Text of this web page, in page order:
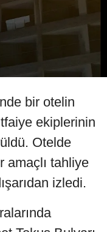
bir otelin
ekiplerinin
Otelde
amaçlı tahliye
izledi.